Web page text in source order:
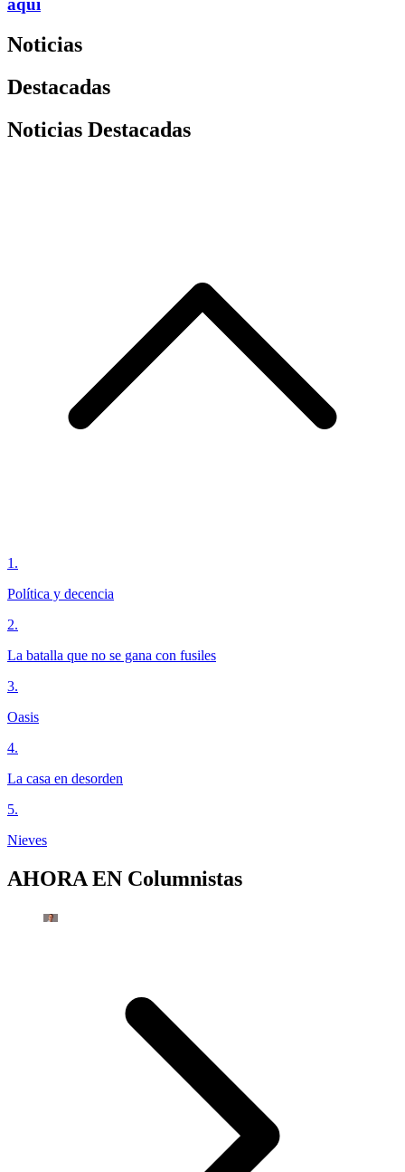
aquí
Noticias
Destacadas
Noticias Destacadas
1 .
Política y decencia
2.
La batalla que no se gana con fusiles
3.
Oasis
4.
La casa en desorden
5.
Nieves
AHORA EN Columnistas